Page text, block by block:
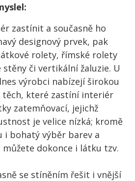
zastínit a současně ho
designový prvek, pak
rolety, římské rolety
stěny či vertikální žaluzie. U
výrobci nabízejí širokou
těch, které zastíní interiér
zatemňovací, jejichž
je velice nízká; kromě
i bohatý výběr barev a
dokonce i látku tzv.
se stíněním řešit i vnější